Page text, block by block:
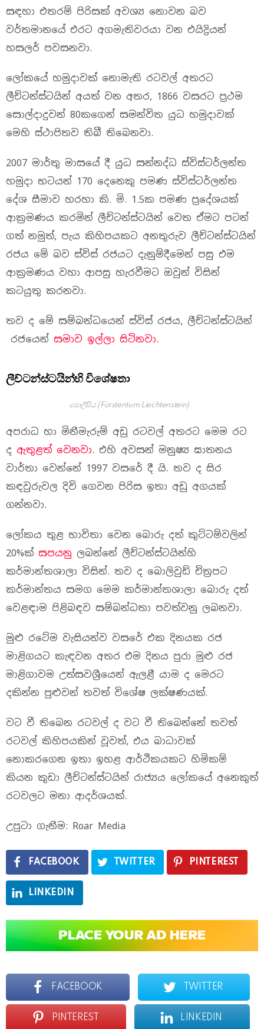
සඳහා එතරම් පිරිසක් අවශ්‍ය නොවන බව
වර්තමානයේ එරට අගමැතිවරයා වන එයිද්‍රියන්
හසලර් පවසනවා.
ලෝකයේ හමුදාවක් නොමැති රටවල් අතරට
ලීච්ටන්ස්ටයින් අයත් වන අතර, 1866 වසරට ප්‍රථම
සොල්දාදුවන් 80කගෙන් සමන්විත යුධ හමුදාවක්
මෙහි ස්ථාපිතව තිබී තිබෙනවා.
2007 මාර්තු මාසයේ දී යුධ සන්නද්ධ ස්විස්ටර්ලන්ත
හමුදා භටයන් 170 දෙනෙකු පමණ ස්විස්ටර්ලන්ත
දේශ සීමාව හරහා කි. මි. 1.5ක පමණ ප්‍රදේශයක්
ආක්‍රමණය කරමින් ලීච්ටන්ස්ටයින් වෙත ඒමට පටන්
ගත් නමුත්, පැය කිහිපයකට අනතුරුව ලීච්ටන්ස්ටයින්
රජය මේ බව ස්විස් රජයට දැනුම්දීමෙන් පසු එම
ආක්‍රමණය වහා ආපසු හැරවීමට ඔවුන් විසින්
කටයුතු කරනවා.
තව ද මේ සම්බන්ධයෙන් ස්විස් රජය, ලීච්ටන්ස්ටයින්
රජයෙන් සමාව ඉල්ලා සිටිනවා.
ලීච්ටන්ස්ටයින්හි විශේෂතා
පොලීසිය (Fürstentum Liechtenstein)
අපරාධ හා මිනීමැරුම් අඩු රටවල් අතරට මෙම රට
ද ඇතුළත් වෙනවා. එහි අවසන් මනුෂ්‍ය ඝාතනය
වාර්තා වෙන්නේ 1997 වසරේ දී යි. තව ද සිර
කඳවුරුවල දිවි ගෙවන පිරිස ඉතා අඩු අගයක්
ගන්නවා.
ලෝකය තුළ භාවිතා වෙන බොරු දත් කුට්ටම්වලින්
20%ක් සපයනු ලබන්නේ ලීච්ටන්ස්ටයින්හි
කර්මාන්තශාලා විසින්. තව ද බොලිවුඩ් චිත්‍රපට
කර්මාන්තය සමග මෙම කර්මාන්තශාලා බොරු දත්
වෙළඳාම පිළිබඳව සම්බන්ධතා පවත්වනු ලබනවා.
මුළු රටේම වැසියන්ව වසරේ එක දිනයක රජ
මාළිගයට කැඳවන අතර එම දිනය පුරා මුළු රජ
මාළිගාවම උත්සවශ්‍රීයෙන් ඇලළී යාම ද මෙරට
දකින්න පුළුවන් තවත් විශේෂ ලක්ෂණයක්.
වට වී තිබෙන රටවල් ද වට වී තිබෙන්නේ තවත්
රටවල් කිහිපයකින් වූවත්, එය බාධාවක්
නොකරගෙන ඉතා ඉහළ ආර්ථිකයකට හිමිකම්
කියන කුඩා ලීච්ටන්ස්ටයින් රාජ්‍යය ලෝකයේ අනෙකුත්
රටවලට මනා ආදර්ශයක්.
උපුටා ගැනීම: Roar Media
FACEBOOK TWITTER PINTEREST
LINKEDIN
FACEBOOK TWITTER
PINTEREST LINKEDIN